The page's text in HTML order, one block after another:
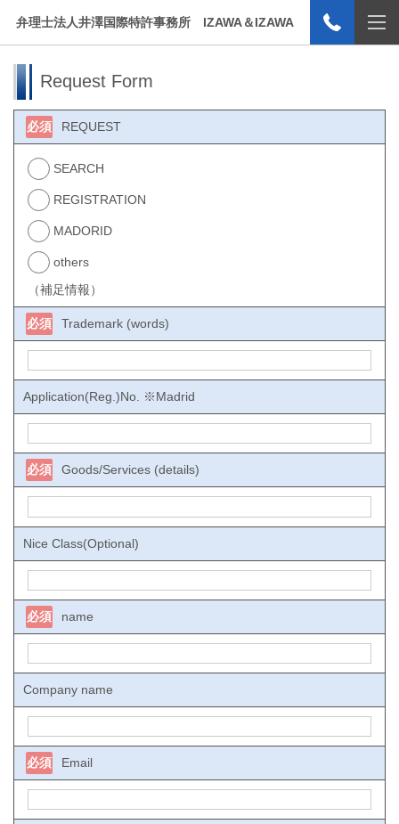
弁理士法人井澤国際特許事務所 IZAWA＆IZAWA
Request Form
REQUEST
必須
SEARCH
REGISTRATION
MADORID
others
（補足情報）
Trademark (words)
必須
Application(Reg.)No. ※Madrid
Goods/Services (details)
必須
Nice Class(Optional)
name
必須
Company name
Email
必須